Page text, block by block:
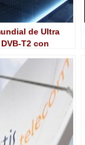
de Ultra
T2 con